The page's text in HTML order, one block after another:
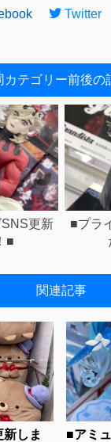
Twitter
カテゴリー前後の
更新
■
■プラ
関連記事
しま
■アミ